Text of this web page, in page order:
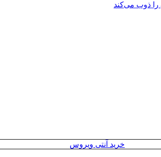
خرید آنتی ویروس